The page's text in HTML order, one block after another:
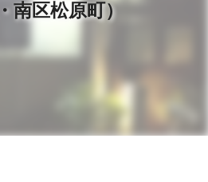
南区松原町）